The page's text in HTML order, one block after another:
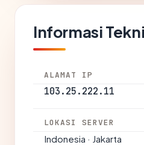
Informasi
ALAMAT IP
103.25.222.11
LOKASI SERVER
Indonesia · Jakarta